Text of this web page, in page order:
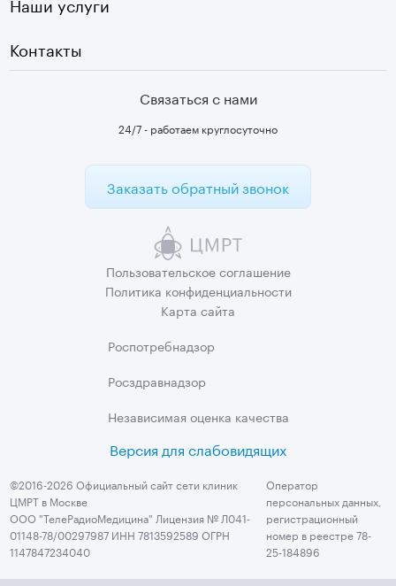
Контакты
Связаться с нами
24/7 - работаем круглосуточно
Заказать обратный звонок
Пользовательскоесоглашение
Политика конфиденциальности
Карта сайта
Роспотребнадзор
Росздравнадзор
Независимая оценка качества
Версия для слабовидящих
©2016-2026 Официальный сайт сети клиник
ЦМРТ в Москве
ООО "ТелеРадиоМедицина" Лицензия № Л041-
01148-78/00297987 ИНН 7813592589 ОГРН
1147847234040
Оператор
персональных данных,
регистрационный
номер в реестре 78-
25-184896